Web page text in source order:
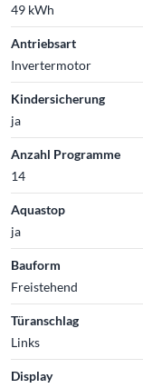
49 kWh
Antriebsart
Invertermotor
Kindersicherung
ja
Anzahl Programme
14
Aquastop
ja
Bauform
Freistehend
Türanschlag
Links
Display